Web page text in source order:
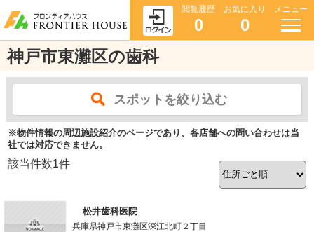
閲覧履歴
0
お気に入り
0
メニュー
神戸市東灘区の歯科
スポットを絞り込む
※物件情報の周辺施設紹介のページであり、各店舗への問い合わせは当
社では対応できません。
該当件数1件
松井歯科医院
兵庫県神戸市東灘区深江北町２丁目